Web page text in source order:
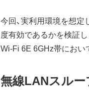
今回、実利用環境を想
度有効であるかを検証
Wi-Fi 6E 6GHz帯におい
無線LANスル